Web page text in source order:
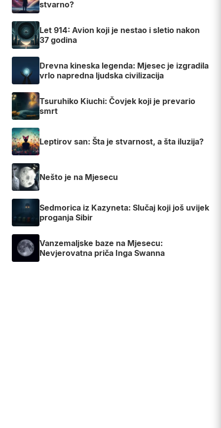
stvarno?
Let 914: Avion koji je nestao i sletio nakon
37 godina
Drevna kineska legenda: Mjesec je izgradila
vrlo napredna ljudska civilizacija
Tsuruhiko Kiuchi: Čovjek koji je prevario
smrt
Leptirov san: Šta je stvarnost, a šta iluzija?
Nešto je na Mjesecu
Sedmorica iz Kazyneta: Slučaj koji još uvijek
proganja Sibir
Vanzemaljske baze na Mjesecu:
Nevjerovatna priča Inga Swanna